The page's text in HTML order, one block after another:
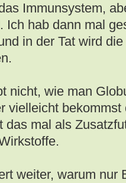
Immunsystem,
Ich hab dann mal
in der Tat wird
nicht, wie man
vielleicht
das mal als
weiter, warum nur